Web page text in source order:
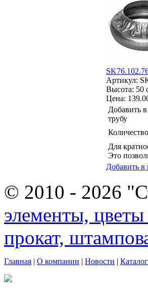
Артикул:
Высота: 50
Цена:
Добавить
трубу
Для
Это
Добавить в
© 2010 - 2026
элементы,
прокат,
Главная | О компании | Новости |